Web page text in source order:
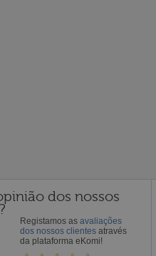
dos nossos
Registamos as avaliações
dos nossos clientes através
da plataforma eKomi!